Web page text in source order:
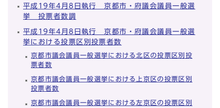
平成19年4月8日執行 京都市・府議会議員一般選
挙 投票者数調
平成19年4月8日執行 京都市・府議会議員一般選
挙における投票区別投票者数
京都市議会議員一般選挙における北区の投票区別投
票者数
京都市議会議員一般選挙における上京区の投票区別
投票者数
京都市議会議員一般選挙における左京区の投票区別